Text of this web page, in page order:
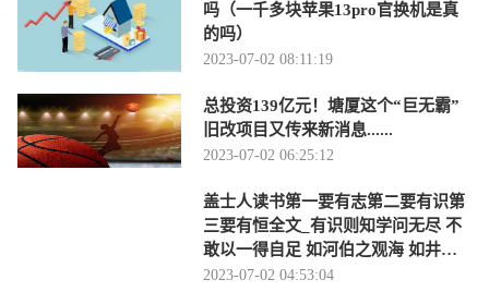
吗（一千多块苹果13pro官换机是真
的吗）
2023-07-02 08:11:19
总投资139亿元！塘厦这个“巨无霸”
旧改项目又传来新消息......
2023-07-02 06:25:12
盖士人读书第一要有志第二要有识第
三要有恒全文_有识则知学问无尽 不
敢以一得自足 如河伯之观海 如井蛙
之窥天 皆-当前时讯
2023-07-02 04:53:04